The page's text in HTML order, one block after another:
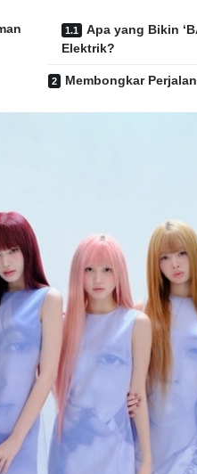
Apa yang Bikin
Elektrik?
Membongkar